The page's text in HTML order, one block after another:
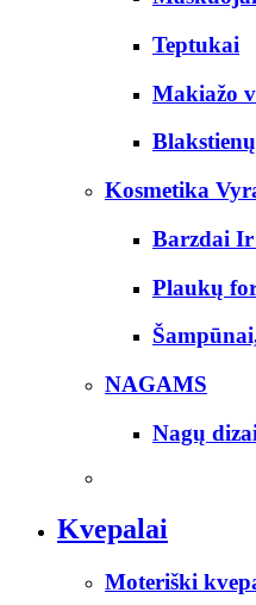
Teptukai
Makiažo
Kosmetika
Barzdai Ir
Plaukų
NAGAMS
Nagų
Kvepalai
Moteriški